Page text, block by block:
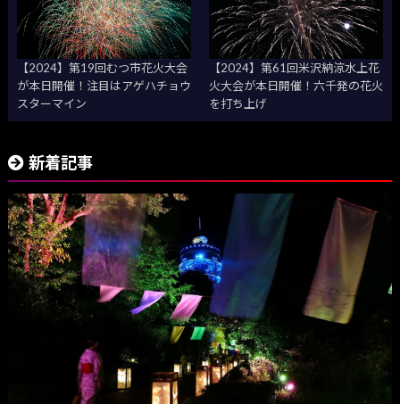
【2024】第19回むつ市花火大会
が本日開催！注目はアゲハチョウ
スターマイン
【2024】第61回米沢納涼水上花
火大会が本日開催！六千発の花火
を打ち上げ
新着記事